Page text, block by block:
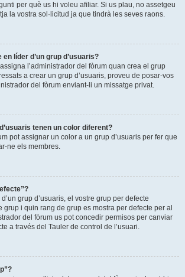
per què us hi voleu afiliar. Si us plau, no assetgeu
la vostra sol·licitud ja que tindrà les seves raons.
líder d’un grup d’usuaris?
l’administrador del fòrum quan crea el grup
a crear un grup d’usuaris, proveu de posar-vos
del fòrum enviant-li un missatge privat.
tenen un color diferent?
pot assignar un color a un grup d’usuaris per fer que
ne els membres.
grup d’usuaris, el vostre grup per defecte
grup i quin rang de grup es mostra per defecte per al
del fòrum us pot concedir permisos per canviar
a través del Tauler de control de l’usuari.